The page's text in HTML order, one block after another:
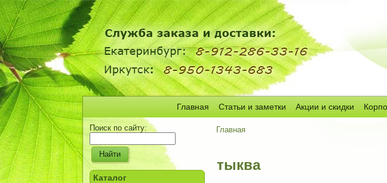
Главная Статьи и заметки Акции и скидки
Поиск по сайту:
Каталог
Главная
тыква